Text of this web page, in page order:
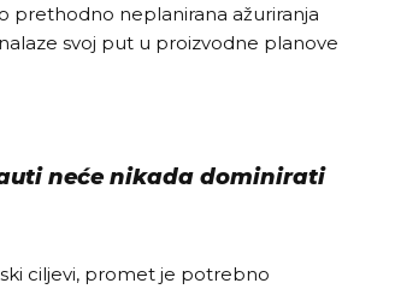
prethodno neplanirana ažuriranja
svoj put u proizvodne planove
neće nikada dominirati
ciljevi, promet je potrebno